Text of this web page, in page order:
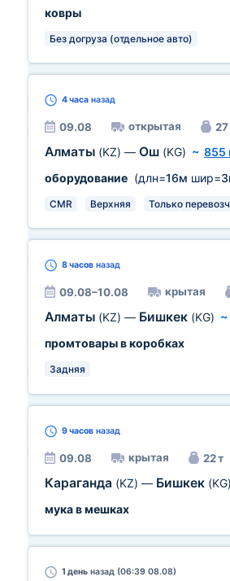
ковры
Без догруза (отдельное авто)
4 часа назад
09.08 открытая 27
Алматы (KZ) — Ош (KG) ~ 855
оборудование (длн=16м шир=
CMR Верхняя Только
8 часов назад
09.08–10.08 крытая
Алматы (KZ) — Бишкек (KG) ~
промтовары в коробках
Задняя
9 часов назад
09.08 крытая 22 т
Караганда (KZ) — Бишкек (KG)
мука в мешках
1 день назад (06:39 08.08)